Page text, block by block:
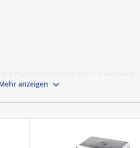
Elektrogroßhandel Rexel Germany
anzeigen 